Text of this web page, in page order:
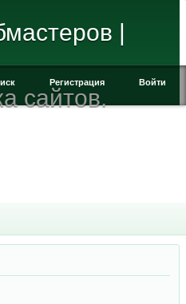
|
сайтов.
Регистрация Войти